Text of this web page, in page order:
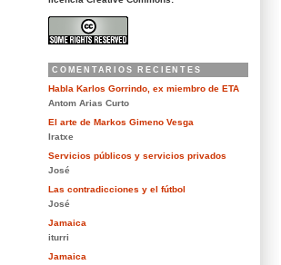
COMENTARIOS RECIENTES
Habla Karlos Gorrindo, ex miembro de ETA
Antom Arias Curto
El arte de Markos Gimeno Vesga
Iratxe
Servicios públicos y servicios privados
José
Las contradicciones y el fútbol
José
Jamaica
iturri
Jamaica